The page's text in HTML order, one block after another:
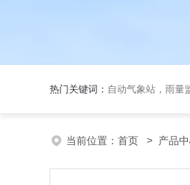
热门关键词： 自动气象站，雨量
当前位置： 首页 > 产品